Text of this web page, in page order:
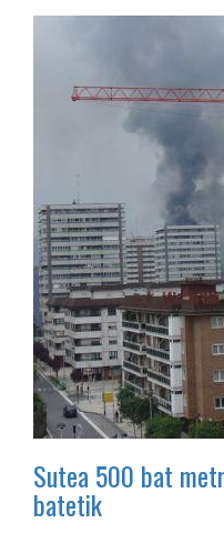
Sutea 500 bat
batetik